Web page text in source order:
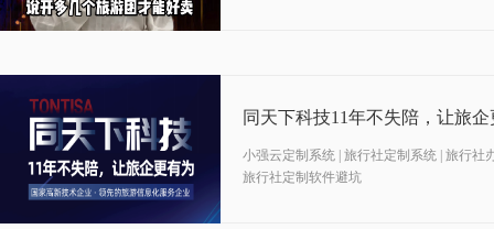
2023
同天下科技11年不失陪，让旅
小强云定制系统 | 旅行社定制系统 | 旅行社
旅行社定制软件避坑